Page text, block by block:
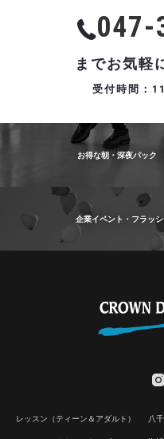
047-
までお気軽
受付時間：
お得な朝・深夜パック
企業イベント・フラッ
レッスン（ティーン＆アダルト） 八